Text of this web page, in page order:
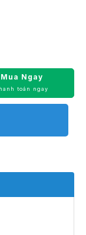
Mua Ngay
toán ngay